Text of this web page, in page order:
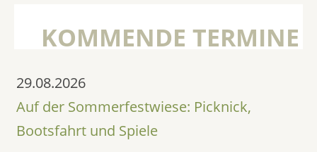
KOMMENDE TERMINE
29.08.2026
Auf der Sommerfestwiese: Picknick,
Bootsfahrt und Spiele